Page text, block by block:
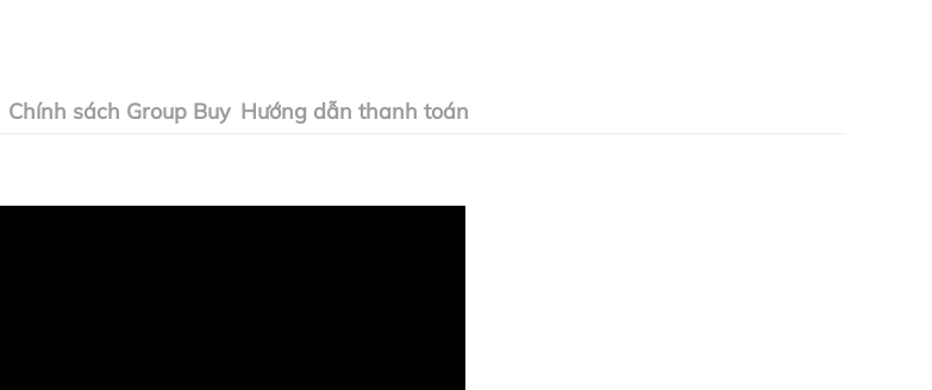
Chính sách Group Buy Hướng dẫn thanh toán